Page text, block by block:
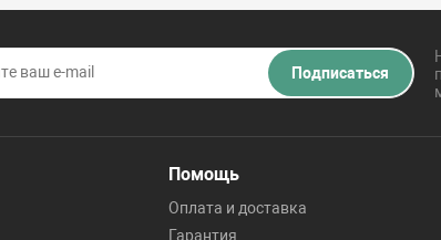
Подписаться
Помощь
Оплата и доставка
Гарантия